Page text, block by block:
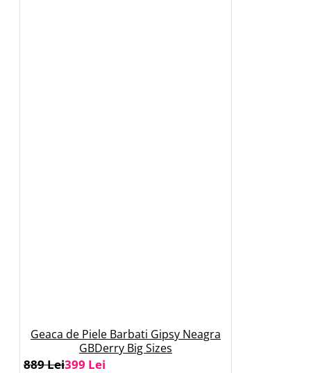
Geaca de Piele Barbati Gipsy Neagra
GBDerry Big Sizes
399 Lei
889 Lei